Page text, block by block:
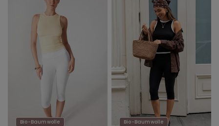
Bio-Baumwolle Bio-Baumwolle